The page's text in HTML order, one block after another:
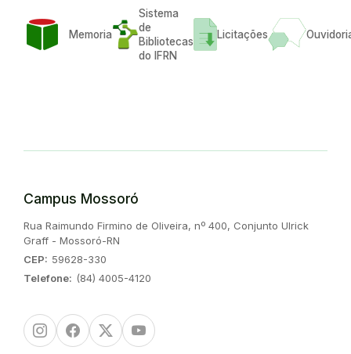
Memoria
Sistema
de
Bibliotecas
do IFRN
Licitações
Campus Mossoró
Endereço:
Rua Raimundo Firmino de Oliveira, nº 400, Conjunto Ulrick
Graff - Mossoró-RN
CEP: 59628-330
Telefone: (84) 4005-4120
InstagramFacebookTwitter/XYoutube